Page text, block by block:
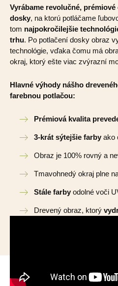
Vyrábame revolučné,
dosky, na ktorú potláčame
tom najpokročilejšie
trhu. Po potlačení dosky obraz
technológie, vďaka čomu má
okraj, ktorý ešte viac zvýrazní
Hlavné výhody nášho
farebnou potlačou:
Prémiová kvalita
3-krát sýtejšie farby ako
Obraz je 100% rovný a
Tmavohnedý okraj plne
Stále farby odolné voči
Drevený obraz, ktorý